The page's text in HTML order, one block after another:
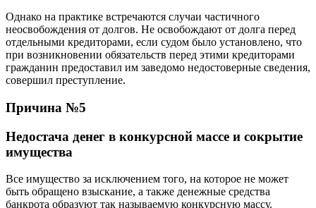
Однако на практике встречаются случаи частичного
неосвобождения от долгов. Не освобождают от долга перед
отдельными кредиторами, если судом было установлено, что
при возникновении обязательств перед этими кредиторами
гражданин предоставил им заведомо недостоверные сведения,
совершил преступление.
Причина №5
Недостача денег в конкурсной массе и сокрытие
имущества
Все имущество за исключением того, на которое не может
быть обращено взыскание, а также денежные средства
банкрота образуют так называемую конкурсную массу.